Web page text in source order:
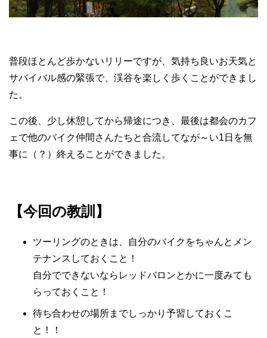
普段ほとんど歩かないリリーですが、気持ち良いお天気と
サバイバル感の緊張で、渓谷を楽しく歩くことができまし
た。
この後、少し休憩してから帰途につき、最後は都会のカフ
ェで他のバイク仲間さんたちと合流してなが～い1日を無
事に（？）終えることができました。
【今回の教訓】
ツーリングのときは、自分のバイクをちゃんとメン
テナンスしておくこと！
自分でできないならレッドバロンとかに一度みても
らっておくこと！
待ち合わせの場所までしっかり予習しておくこ
と！！